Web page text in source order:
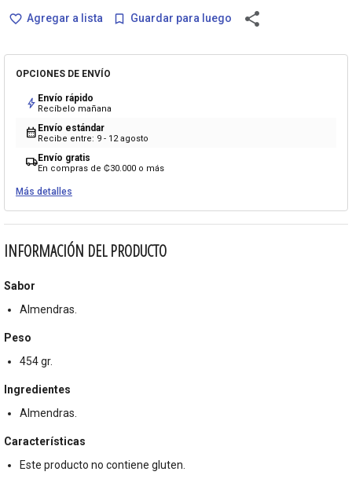
favorite_border Agregar a lista bookmark_border Guardar para luego share
OPCIONES DE ENVÍO
bolt Envío rápido
Recíbelo mañana
calendar_month Envío estándar
Recibe entre: 9 - 12 agosto
local_shippingEnvío gratis
En compras de ₡30.000 o más
Más detalles
INFORMACIÓN DEL PRODUCTO
Sabor
Almendras.
Peso
454 gr.
Ingredientes
Almendras.
Características
Este producto no contiene gluten.